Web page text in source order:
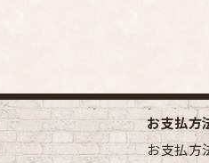
お支払方
お支払方